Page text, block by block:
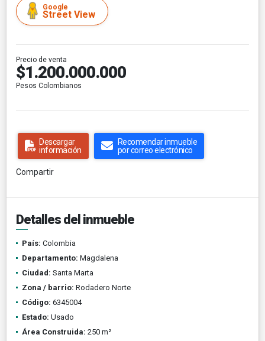
Google
Street View
Precio de venta
$1.200.000.000
Pesos Colombianos
Descargar
información
Recomendar inmueble
por correo electrónico
Compartir
Detalles del inmueble
País: Colombia
Departamento: Magdalena
Ciudad: Santa Marta
Zona / barrio: Rodadero Norte
Código: 6345004
Estado: Usado
Área Construida: 250 m²